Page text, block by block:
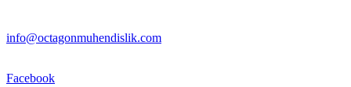
info@octagonmuhendislik.com
Facebook